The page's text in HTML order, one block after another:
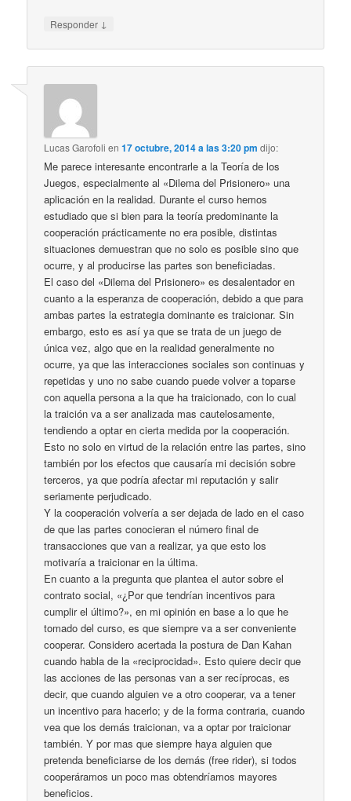
Responder ↓
Lucas Garofoli en17 octubre, 2014 a las 3:20 pm dijo:
Me parece interesante encontrarle a la Teoría de los
Juegos, especialmente al «Dilema del Prisionero» una
aplicación en la realidad. Durante el curso hemos
estudiado que si bien para la teoría predominante la
cooperación prácticamente no era posible, distintas
situaciones demuestran que no solo es posible sino que
ocurre, y al producirse las partes son beneficiadas.
El caso del «Dilema del Prisionero» es desalentador en
cuanto a la esperanza de cooperación, debido a que para
ambas partes la estrategia dominante es traicionar. Sin
embargo, esto es así ya que se trata de un juego de
única vez, algo que en la realidad generalmente no
ocurre, ya que las interacciones sociales son continuas y
repetidas y uno no sabe cuando puede volver a toparse
con aquella persona a la que ha traicionado, con lo cual
la traición va a ser analizada mas cautelosamente,
tendiendo a optar en cierta medida por la cooperación.
Esto no solo en virtud de la relación entre las partes, sino
también por los efectos que causaría mi decisión sobre
terceros, ya que podría afectar mi reputación y salir
seriamente perjudicado.
Y la cooperación volvería a ser dejada de lado en el caso
de que las partes conocieran el número final de
transacciones que van a realizar, ya que esto los
motivaría a traicionar en la última.
En cuanto a la pregunta que plantea el autor sobre el
contrato social, «¿Por que tendrían incentivos para
cumplir el último?», en mi opinión en base a lo que he
tomado del curso, es que siempre va a ser conveniente
cooperar. Considero acertada la postura de Dan Kahan
cuando habla de la «reciprocidad». Esto quiere decir que
las acciones de las personas van a ser recíprocas, es
decir, que cuando alguien ve a otro cooperar, va a tener
un incentivo para hacerlo; y de la forma contraria, cuando
vea que los demás traicionan, va a optar por traicionar
también. Y por mas que siempre haya alguien que
pretenda beneficiarse de los demás (free rider), si todos
cooperáramos un poco mas obtendríamos mayores
beneficios.